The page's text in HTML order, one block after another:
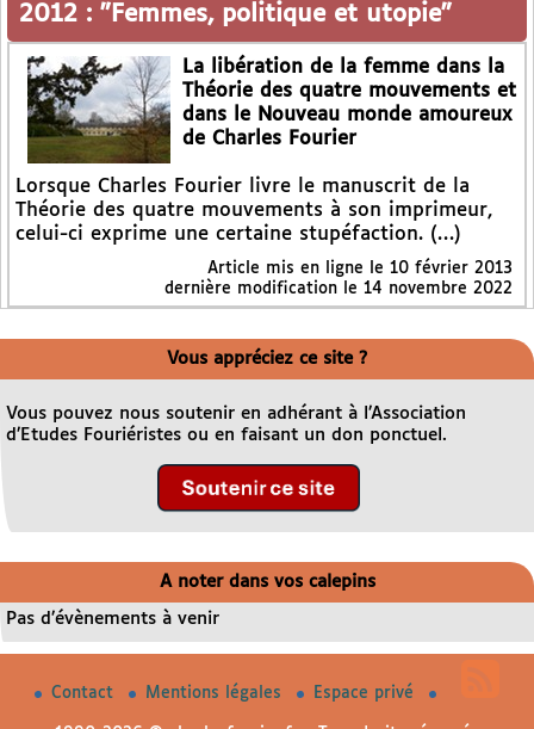
2012 : "Femmes, politique et utopie"
La libération de la femme dans la
Théorie des quatre mouvements et
dans le Nouveau monde amoureux
de Charles Fourier
Lorsque Charles Fourier livre le manuscrit de la
Théorie des quatre mouvements à son imprimeur,
celui-ci exprime une certaine stupéfaction. (…)
Article mis en ligne le 10 février 2013
dernière modification le 14 novembre 2022
Vous appréciez ce site ?
Vous pouvez nous soutenir en adhérant à l’Association
d’Etudes Fouriéristes ou en faisant un don ponctuel.
A noter dans vos calepins
Pas d’évènements à venir
Contact Mentions légales Espace privé